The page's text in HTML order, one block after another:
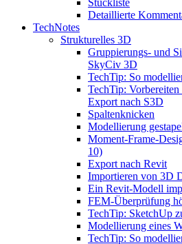
Stückliste
Detaillierte
TechNotes
Strukturelles 3D
Gruppierungs- und
SkyCiv 3D
TechTip: So
TechTip:
Export nach S3D
Spaltenknicken
Modellierung
Moment-Frame-
10)
Export nach Revit
Importieren von 3D
Ein Revit-Modell
FEM-Überprüfung
TechTip: SketchUp
Modellierung eines
TechTip: So